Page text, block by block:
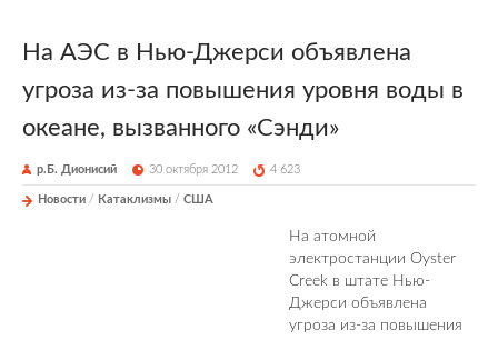
На АЭС в Нью-Джерси объявлена
угроза из-за повышения уровня воды в
океане, вызванного «Сэнди»
р.Б. Дионисий 30 октября 2012 4 623
Новости / Катаклизмы / США
На атомной
электростанции Oyster
Creek в штате Нью-
Джерси объявлена
угроза из-за повышения